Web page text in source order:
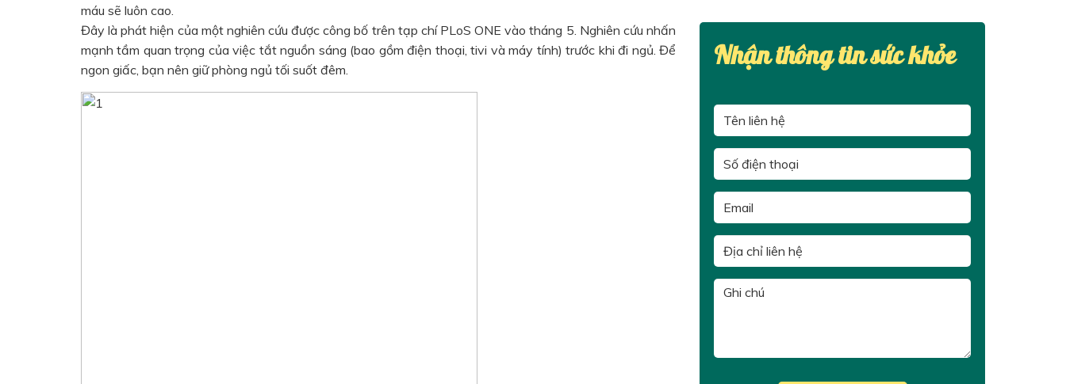
máu sẽ luôn cao.
Đây là phát hiện của một nghiên cứu được công bố trên tạp chí PLoS ONE vào tháng 5. Nghiên cứu nhấn
mạnh tầm quan trọng của việc tắt nguồn sáng (bao gồm điện thoại, tivi và máy tính) trước khi đi ngủ. Để
ngon giấc, bạn nên giữ phòng ngủ tối suốt đêm.
Nhận thông tin sức khỏe